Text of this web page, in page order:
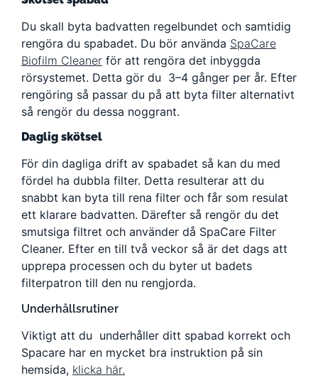
Du skall byta badvatten regelbundet och samtidig
rengöra du spabadet. Du bör använda SpaCare
Biofilm Cleaner för att rengöra det inbyggda
rörsystemet. Detta gör du 3–4 gånger per år. Efter
rengöring så passar du på att byta filter alternativt
så rengör du dessa noggrant.
Daglig skötsel
För din dagliga drift av spabadet så kan du med
fördel ha dubbla filter. Detta resulterar att du
snabbt kan byta till rena filter och får som resulat
ett klarare badvatten. Därefter så rengör du det
smutsiga filtret och använder då SpaCare Filter
Cleaner. Efter en till två veckor så är det dags att
upprepa processen och du byter ut badets
filterpatron till den nu rengjorda.
Underhållsrutiner
Viktigt att du underhåller ditt spabad korrekt och
Spacare har en mycket bra instruktion på sin
hemsida, klicka här.